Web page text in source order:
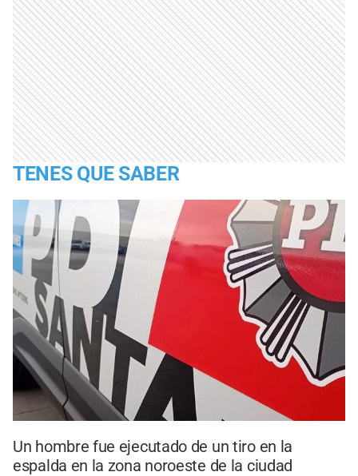
TENES QUE SABER
Un hombre fue ejecutado de un tiro en la
espalda en la zona noroeste de la ciudad